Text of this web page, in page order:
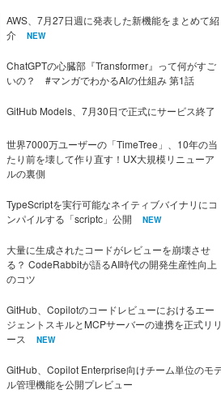
AWS、7月27日週に発表した新機能をまとめて紹
介
NEW
ChatGPTの心臓部『Transformer』って何がすご
いの？ #マンガでわかるAIの仕組み 第1話
GitHub Models、7月30日で正式にサービス終了
世界7000万ユーザーの「TimeTree」、10年の当
たり前を壊して作り直す！UX大規模リニューア
ルの裏側
TypeScriptを実行可能なネイティブバイナリにコ
ンパイルする「scriptc」公開
NEW
大量に生成されたコードがレビューを崩壊させ
る？ CodeRabbitが語るAI時代の開発生産性向上
のコツ
GitHub、Copilotのコードレビューにおけるエー
ジェントスキルとMCPサーバーの連携を正式リリ
ース
NEW
GitHub、Copilot Enterprise向けチーム単位のモ
ル管理機能を公開プレビュー